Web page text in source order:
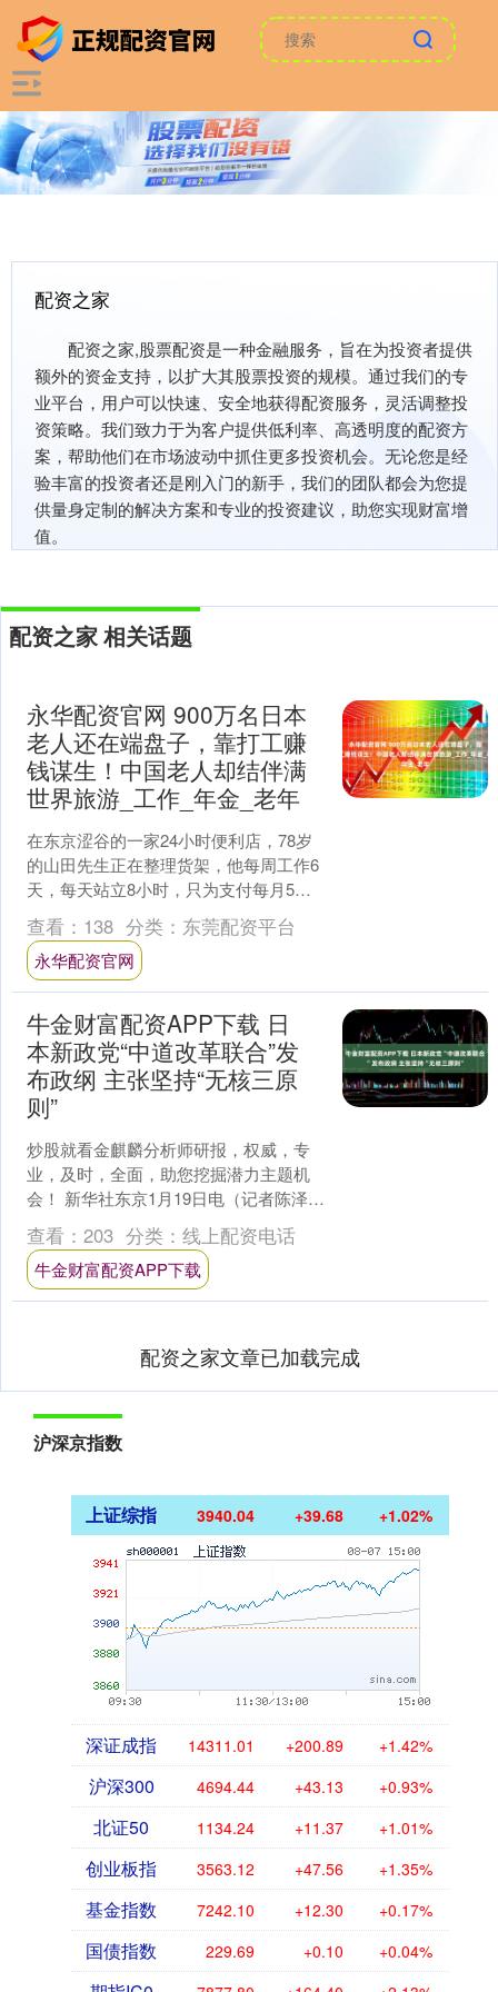
配资之家
配资之家,股票配资是一种金融服务，旨在为投资者提供
额外的资金支持，以扩大其股票投资的规模。通过我们的专
业平台，用户可以快速、安全地获得配资服务，灵活调整投
资策略。我们致力于为客户提供低利率、高透明度的配资方
案，帮助他们在市场波动中抓住更多投资机会。无论您是经
验丰富的投资者还是刚入门的新手，我们的团队都会为您提
供量身定制的解决方案和专业的投资建议，助您实现财富增
值。
配资之家 相关话题
永华配资官网 900万名日本
老人还在端盘子，靠打工赚
钱谋生！中国老人却结伴满
世界旅游_工作_年金_老年
在东京涩谷的一家24小时便利店，78岁
的山田先生正在整理货架，他每周工作6
天，每天站立8小时，只为支付每月5万
日元的公寓租金，与此同时，在上海浦
东机场，72岁的....
查看： 138 分类： 东莞配资平台
永华配资官网
牛金财富配资APP下载 日
本新政党“中道改革联合”发
布政纲 主张坚持“无核三原
则”
炒股就看金麒麟分析师研报，权威，专
业，及时，全面，助您挖掘潜力主题机
会！ 新华社东京1月19日电（记者陈泽安
李子越）日本在野党立宪民主党和公明
党19日举行记者....
查看： 203 分类： 线上配资电话
牛金财富配资APP下载
配资之家文章已加载完成
沪深京指数
上证综指 3940.04 +39.68 +1.02%
深证成指 14311.01 +200.89 +1.42%
沪深300 4694.44 +43.13 +0.93%
北证50 1134.24 +11.37 +1.01%
创业板指 3563.12 +47.56 +1.35%
基金指数 7242.10 +12.30 +0.17%
国债指数 229.69 +0.10 +0.04%